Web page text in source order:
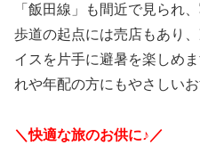
「飯田線」も間近で見られ
歩道の起点には売店もあり
イスを片手に避暑を楽しめ
れや年配の方にもやさしい
＼快適な旅のお供に♪／